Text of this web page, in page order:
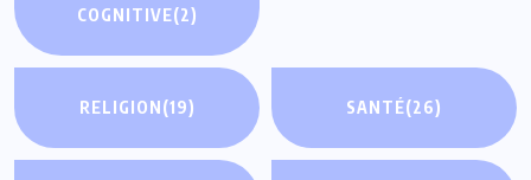
COGNITIVE(2)
RELIGION(19) SANTÉ(26)